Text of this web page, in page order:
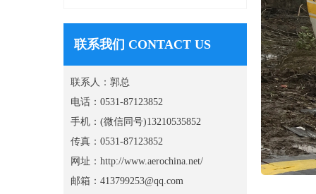
联系我们 CONTACT US
联系人：郭总
电话：0531-87123852
手机：(微信同号)13210535852
传真：0531-87123852
网址：http://www.aerochina.net/
邮箱：413799253@qq.com